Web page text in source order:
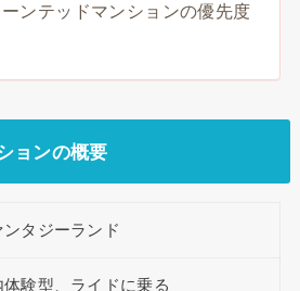
ンテッドマンションの優先度
ョンの概要
ンタジーランド
体験型、ライドに乗る